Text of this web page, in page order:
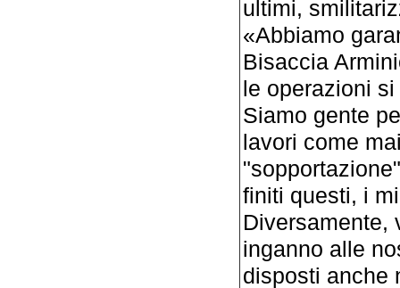
ultimi,
«Abbiamo
Bisaccia
le operazioni
Siamo gente
lavori come
finiti questi, i
Diversamente,
inganno alle
disposti anche